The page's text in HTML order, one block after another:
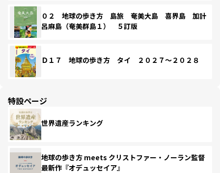
０２ 地球の歩き方 島旅 奄美大島 喜界島 加計
呂麻島（奄美群島１） ５訂版
Ｄ１７ 地球の歩き方 タイ ２０２７～２０２８
特設ページ
世界遺産ランキング
地球の歩き方 meets クリストファー・ノーラン監督
最新作『オデュッセイア』